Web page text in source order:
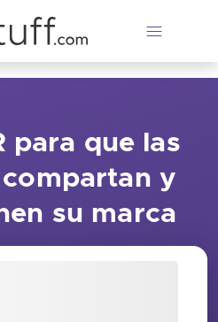
para que las
y
su marca